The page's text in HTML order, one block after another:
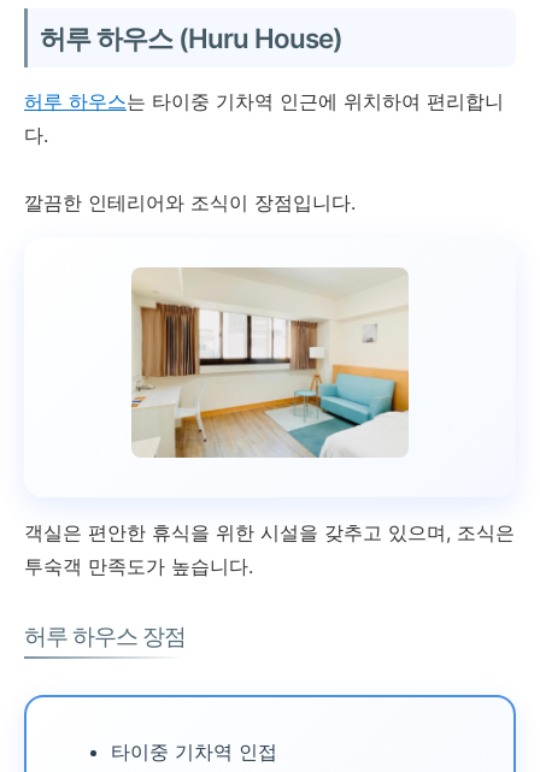
허루 하우스 (Huru House)
허루 하우스는 타이중 기차역 인근에 위치하여 편리합니
다.
깔끔한 인테리어와 조식이 장점입니다.
객실은 편안한 휴식을 위한 시설을 갖추고 있으며, 조식은
투숙객 만족도가 높습니다.
허루 하우스 장점
타이중 기차역 인접